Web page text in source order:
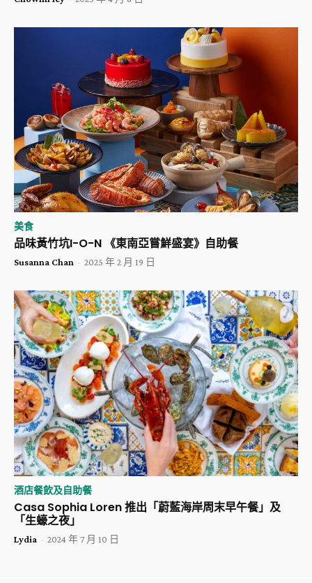
美食
品味黃竹坑I-O-N 《東南亞嘗鮮盛宴》自助餐
Susanna Chan - 2025 年 2 月 19 日
酒店餐飲及自助餐
Casa Sophia Loren 推出「蔚藍海岸周末早午餐」及
「生蠔之夜」
Lydia - 2024 年 7 月 10 日